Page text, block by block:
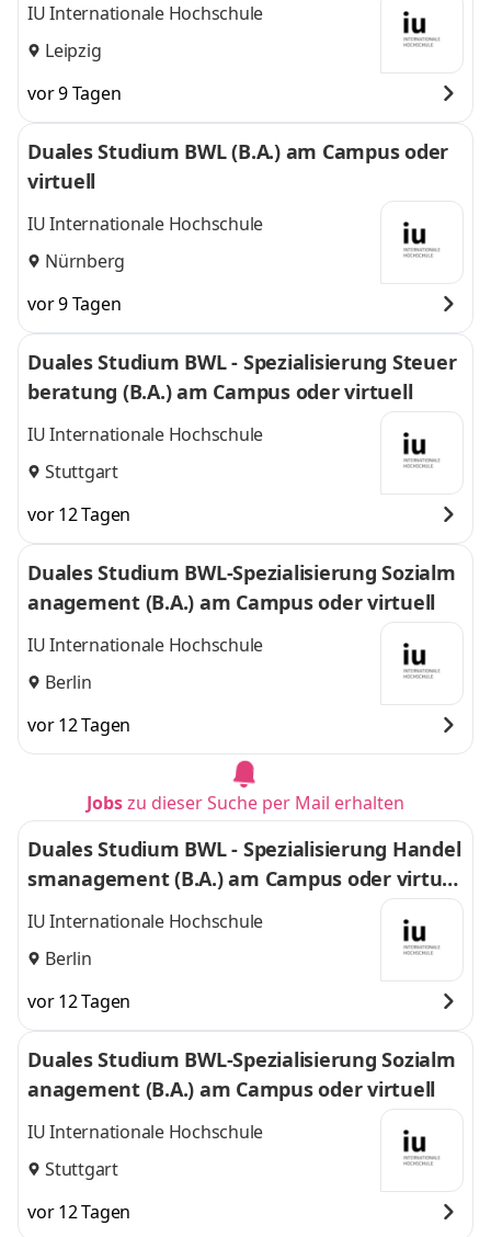
IU Internationale Hochschule
Leipzig
vor 9 Tagen
Duales Studium BWL (B.A.) am Campus oder
virtuell
IU Internationale Hochschule
Nürnberg
vor 9 Tagen
Duales Studium BWL - Spezialisierung Steuer
beratung (B.A.) am Campus oder virtuell
IU Internationale Hochschule
Stuttgart
vor 12 Tagen
Duales Studium BWL-Spezialisierung Sozialm
anagement (B.A.) am Campus oder virtuell
IU Internationale Hochschule
Berlin
vor 12 Tagen
Jobszu dieser Suche per Mail erhalten
Duales Studium BWL - Spezialisierung Handel
smanagement (B.A.) am Campus oder virtuel
l
IU Internationale Hochschule
Berlin
vor 12 Tagen
Duales Studium BWL-Spezialisierung Sozialm
anagement (B.A.) am Campus oder virtuell
IU Internationale Hochschule
Stuttgart
vor 12 Tagen